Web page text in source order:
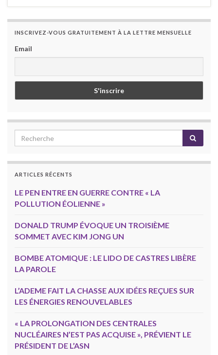
INSCRIVEZ-VOUS GRATUITEMENT À LA LETTRE MENSUELLE
Email
ARTICLES RÉCENTS
LE PEN ENTRE EN GUERRE CONTRE « LA
POLLUTION ÉOLIENNE »
DONALD TRUMP ÉVOQUE UN TROISIÈME
SOMMET AVEC KIM JONG UN
BOMBE ATOMIQUE : LE LIDO DE CASTRES LIBÈRE
LA PAROLE
L’ADEME FAIT LA CHASSE AUX IDÉES REÇUES SUR
LES ÉNERGIES RENOUVELABLES
« LA PROLONGATION DES CENTRALES
NUCLÉAIRES N’EST PAS ACQUISE », PRÉVIENT LE
PRÉSIDENT DE L’ASN